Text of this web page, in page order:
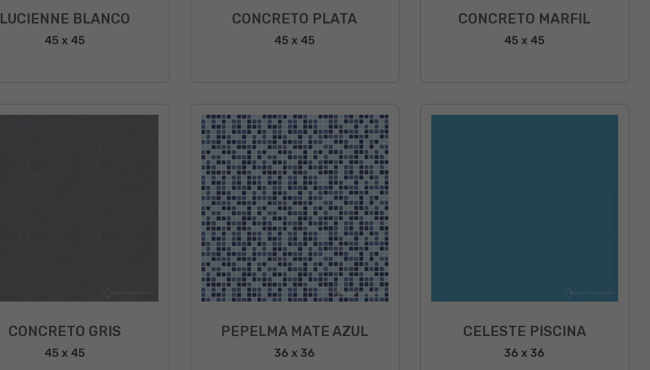
LUCIENNE BLANCO
45 x 45
CONCRETO PLATA
45 x 45
CONCRETO MARFIL
45 x 45
CONCRETO GRIS
45 x 45
PEPELMA MATE AZUL
36 x 36
CELESTE PISCINA
36 x 36